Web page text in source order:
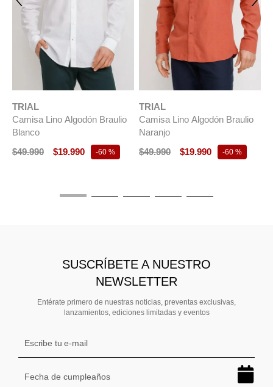
TRIAL
Camisa Lino Algodón Braulio
Blanco
$49.990 $19.990 -60 %
TRIAL
Camisa Lino Algodón Braulio
Naranjo
$49.990 $19.990 -60 %
SUSCRÍBETE A NUESTRO
NEWSLETTER
Entérate primero de nuestras noticias, preventas exclusivas,
lanzamientos, ediciones limitadas y eventos